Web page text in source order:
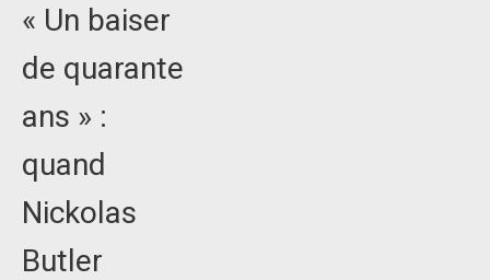
« Un baiser
de quarante
ans » :
quand
Nickolas
Butler